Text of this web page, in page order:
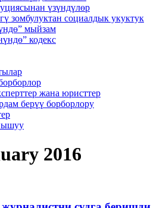
үзүндүлөр
зомбулуктан социалдык укуктук
мыйзам
кодекс
жана юристтер
берүү борборлору
2016